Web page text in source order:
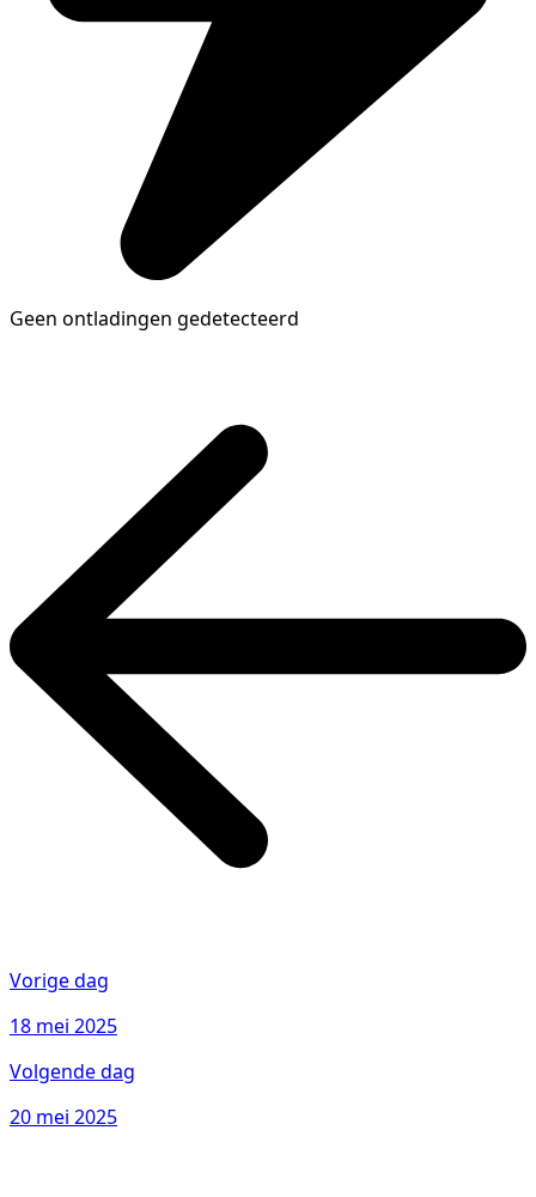
Geen ontladingen gedetecteerd
Vorige dag
18 mei 2025
Volgende dag
20 mei 2025